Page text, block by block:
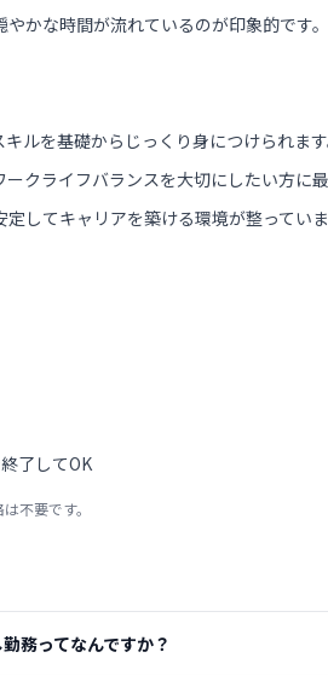
かな時間が流れているのが印象的です。
ルを基礎からじっくり身につけられます
クライフバランスを大切にしたい方に最
してキャリアを築ける環境が整っていま
了してOK
不要です。
務ってなんですか？